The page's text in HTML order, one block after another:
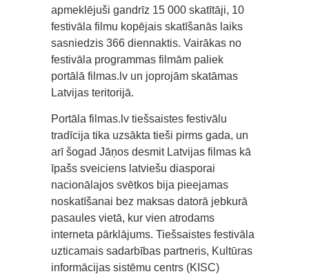
apmeklējuši gandrīz 15 000 skatītāji, 10
festivāla filmu kopējais skatīšanās laiks
sasniedzis 366 diennaktis. Vairākas no
festivāla programmas filmām paliek
portālā filmas.lv un joprojām skatāmas
Latvijas teritorijā.
Portāla filmas.lv tiešsaistes festivālu
tradīcija tika uzsākta tieši pirms gada, un
arī šogad Jāņos desmit Latvijas filmas kā
īpašs sveiciens latviešu diasporai
nacionālajos svētkos bija pieejamas
noskatīšanai bez maksas datorā jebkurā
pasaules vietā, kur vien atrodams
interneta pārklājums. Tiešsaistes festivāla
uzticamais sadarbības partneris, Kultūras
informācijas sistēmu centrs (KISC)